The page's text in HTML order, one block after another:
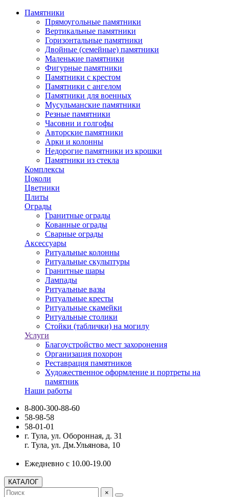
Памятники
Прямоугольные памятники
Вертикальные памятники
Горизонтальные памятники
Двойные (семейные) памятники
Маленькие памятники
Фигурные памятники
Памятники с крестом
Памятники с ангелом
Памятники для военных
Мусульманские памятники
Резные памятники
Часовни и голгофы
Авторские памятники
Арки и колонны
Недорогие памятники из крошки
Памятники из стекла
Комплексы
Цоколи
Цветники
Плиты
Ограды
Гранитные ограды
Кованные ограды
Сварные ограды
Аксессуары
Ритуальные колонны
Ритуальные скульптуры
Гранитные шары
Лампады
Ритуальные вазы
Ритуальные кресты
Ритуальные скамейки
Ритуальные столики
Стойки (таблички) на могилу
Услуги
Благоустройство мест захоронения
Организация похорон
Реставрация памятников
Художественное оформление и портреты на
памятник
Наши работы
8-800-300-88-60
58-98-58
58-01-01
г. Тула, ул. Оборонная, д. 31
г. Тула, ул. Дм.Ульянова, 10
Ежедневно с 10.00-19.00
КАТАЛОГ
×